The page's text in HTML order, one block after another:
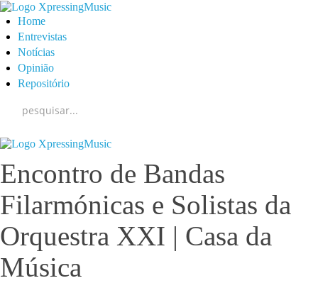
Home
Entrevistas
Notícias
Opinião
Repositório
Encontro de Bandas
Filarmónicas e Solistas da
Orquestra XXI | Casa da
Música